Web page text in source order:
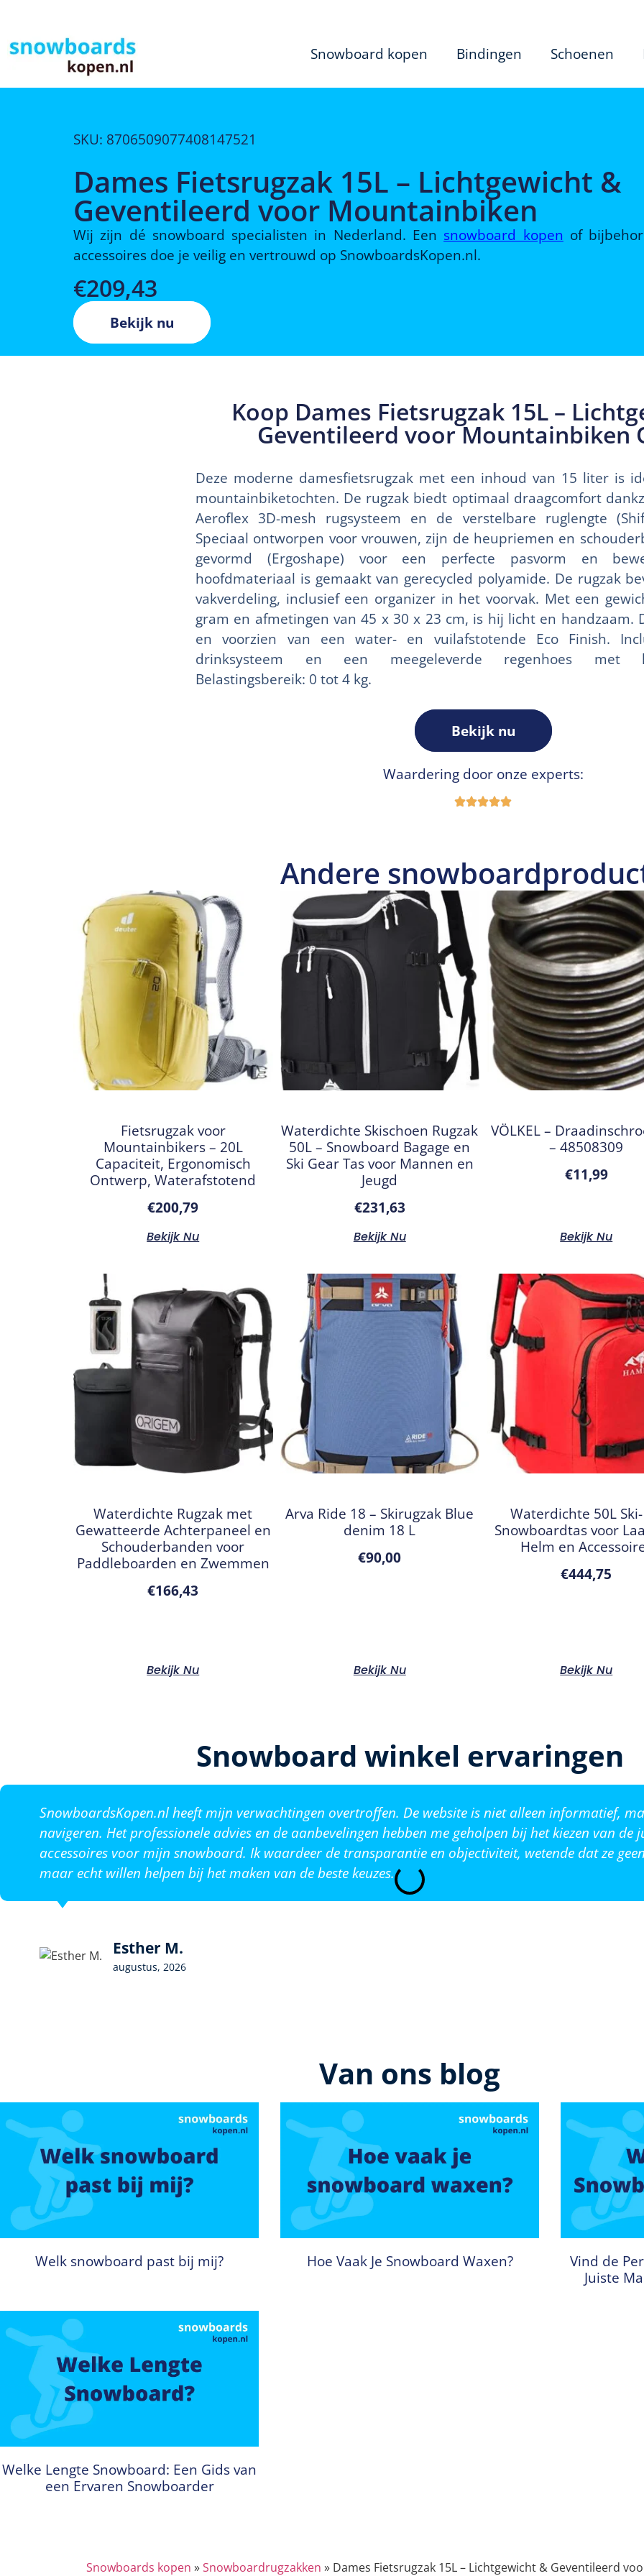
Snowboard kopen Bindingen Schoenen
SKU: 8706509077408147521
Dames Fietsrugzak 15L – Lichtgewicht &
Geventileerd voor Mountainbiken
Wij zijn dé snowboard specialisten in Nederland. Een snowboard kopen of
accessoires doe je veilig en vertrouwd op SnowboardsKopen.nl.
€209,43
Bekijk nu
Koop Dames Fietsrugzak 15L –
Geventileerd voor Mountainbiken
Deze moderne damesfietsrugzak met een inhoud van 15 liter is
mountainbiketochten. De rugzak biedt optimaal draagcomfort
Aeroflex 3D-mesh rugsysteem en de verstelbare ruglengte
Speciaal ontworpen voor vrouwen, zijn de heupriemen en
gevormd (Ergoshape) voor een perfecte pasvorm en
hoofdmateriaal is gemaakt van gerecycled polyamide. De rugzak
vakverdeling, inclusief een organizer in het voorvak. Met een
gram en afmetingen van 45 x 30 x 23 cm, is hij licht en handzaam.
en voorzien van een water- en vuilafstotende Eco Finish.
drinksysteem en een meegeleverde regenhoes met
Belastingsbereik: 0 tot 4 kg.
Bekijk nu
Waardering door onze experts:
Andere
Fietsrugzak voor
Mountainbikers – 20L
Capaciteit, Ergonomisch
Ontwerp, Waterafstotend
€200,79
Bekijk Nu
Waterdichte Skischoen Rugzak
50L – Snowboard Bagage en
Ski Gear Tas voor Mannen en
Jeugd
€231,63
Bekijk Nu
VÖLKEL –
– 48508309
€11,99
Bekijk Nu
Waterdichte Rugzak met
Gewatteerde Achterpaneel en
Schouderbanden voor
Paddleboarden en Zwemmen
€166,43
Bekijk Nu
Arva Ride 18 – Skirugzak Blue
denim 18 L
€90,00
Bekijk Nu
Waterdichte 50L
Snowboardtas voor
Helm en
€444,75
Bekijk Nu
Snowboard winkel ervaringen
SnowboardsKopen.nl heeft mijn verwachtingen overtroffen. De website is niet alleen informatief,
navigeren. Het professionele advies en de aanbevelingen hebben me geholpen bij het kiezen van de
accessoires voor mijn snowboard. Ik waardeer de transparantie en objectiviteit, wetende dat ze
maar echt willen helpen bij het maken van de beste keuzes.
Esther M.
augustus, 2026
Van ons blog
Welk snowboard past bij mij? Hoe Vaak Je Snowboard Waxen?
Vind de
Juiste
Welke Lengte Snowboard: Een Gids van
een Ervaren Snowboarder
Snowboards kopen »Snowboardrugzakken » Dames Fietsrugzak 15L – Lichtgewicht & Geventileerd